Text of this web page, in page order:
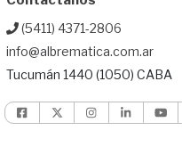
(5411) 4371-2806
info@albrematica.com.ar
Tucumán 1440 (1050) CABA